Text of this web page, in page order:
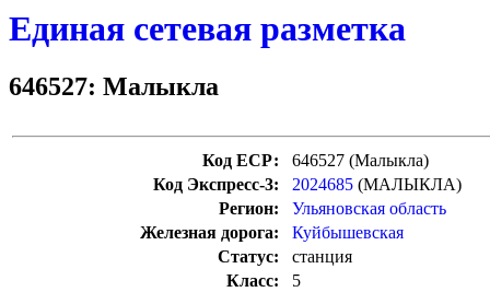
Единая сетевая разметка
646527: Малыкла
Код ЕСР:
646527 (Малыкла)
Код Экспресс-3:
2024685 (МАЛЫКЛА)
Регион:
Ульяновская область
Железная дорога:
Куйбышевская
Статус:
станция
Класс:
5